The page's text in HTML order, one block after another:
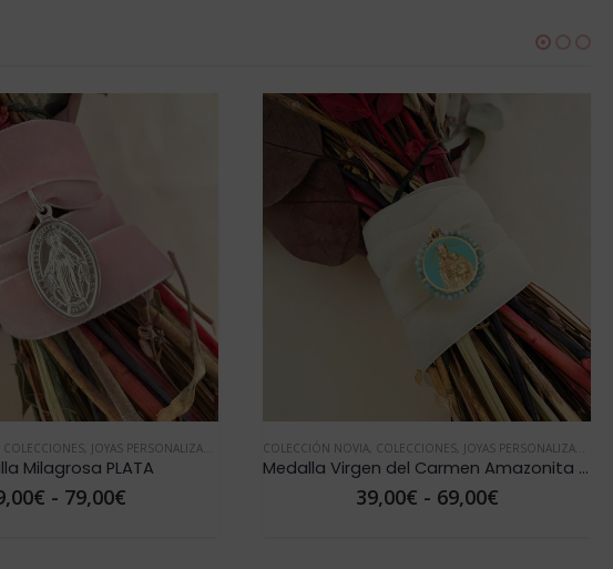
,MEDALLA NOVIA
COLECCIÓN NOVIA,COLECCIONES JOYAS PERSONALIZADAS ,MEDALLA NOVIA
Medalla Virgen del Carmen Amazonita ACERO
COLECCIÓN NOVIA,
Medalla Novia